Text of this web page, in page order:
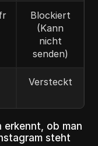
Blockiert
(Kann
nicht
senden)
Versteckt
erkennt, ob man
steht